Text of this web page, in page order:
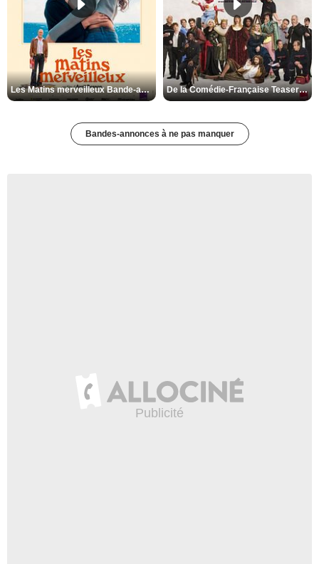
Les Matins merveilleux Bande-annonce VF De la Comédie-Française Teaser VF
Bandes-annonces à ne pas manquer